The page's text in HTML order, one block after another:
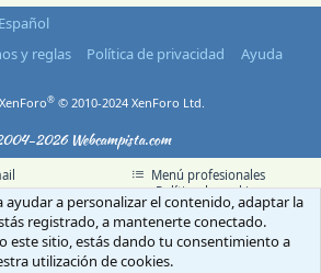
y reglas Política de privacidad
Ayuda
® © 2010-2024 XenForo Ltd.
2026 Webcampista.com
Menú profesionales
Política de cookies
ayudar a personalizar el contenido, adaptar la
registrado, a mantenerte conectado.
este sitio, estás dando tu consentimiento a
utilización de cookies.